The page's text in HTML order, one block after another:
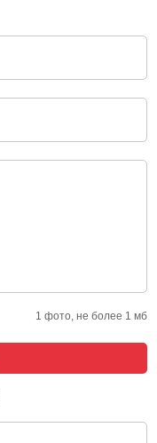
1 фото, не более 1 мб